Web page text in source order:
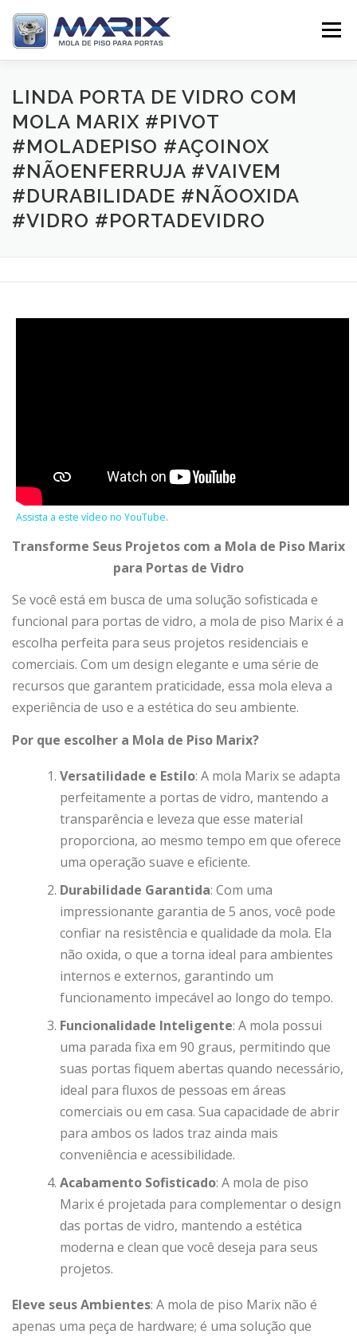
para
Menu
SOBRE PRODUTOS TV MARIX
DISTRIBUIDORES CONTATO
LINDA PORTA DE VIDRO COM
MOLA MARIX #PIVOT
#MOLADEPISO #AÇOINOX
#NÃOENFERRUJA #VAIVEM
#DURABILIDADE #NÃOOXIDA
#VIDRO #PORTADEVIDRO
Assista a este vídeo no YouTube.
Transforme Seus Projetos com a Mola de Piso Marix
para Portas de Vidro
Se você está em busca de uma solução sofisticada e
funcional para portas de vidro, a mola de piso Marix é a
escolha perfeita para seus projetos residenciais e
comerciais. Com um design elegante e uma série de
recursos que garantem praticidade, essa mola eleva a
experiência de uso e a estética do seu ambiente.
Por que escolher a Mola de Piso Marix?
Versatilidade e Estilo: A mola Marix se adapta
perfeitamente a portas de vidro, mantendo a
transparência e leveza que esse material
proporciona, ao mesmo tempo em que oferece
uma operação suave e eficiente.
Durabilidade Garantida: Com uma
impressionante garantia de 5 anos, você pode
confiar na resistência e qualidade da mola. Ela
não oxida, o que a torna ideal para ambientes
internos e externos, garantindo um
funcionamento impecável ao longo do tempo.
Funcionalidade Inteligente: A mola possui
uma parada fixa em 90 graus, permitindo que
suas portas fiquem abertas quando necessário,
ideal para fluxos de pessoas em áreas
comerciais ou em casa. Sua capacidade de abrir
para ambos os lados traz ainda mais
conveniência e acessibilidade.
Acabamento Sofisticado: A mola de piso
Marix é projetada para complementar o design
das portas de vidro, mantendo a estética
moderna e clean que você deseja para seus
projetos.
Eleve seus Ambientes: A mola de piso Marix não é
apenas uma peça de hardware; é uma solução que